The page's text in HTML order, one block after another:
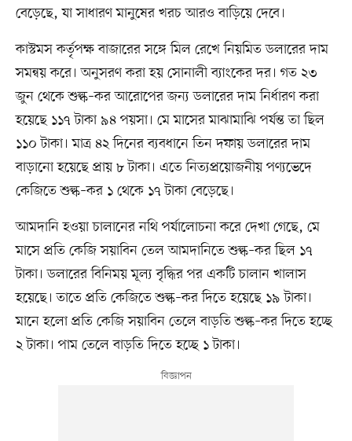
বেড়েছে, যা সাধারণ মানুষের খরচ আরও বাড়িয়ে দেবে।
কাস্টমস কর্তৃপক্ষ বাজারের সঙ্গে মিল রেখে নিয়মিত ডলারের দাম
সমন্বয় করে। অনুসরণ করা হয় সোনালী ব্যাংকের দর। গত ২৩
জুন থেকে শুল্ক–কর আরোপের জন্য ডলারের দাম নির্ধারণ করা
হয়েছে ১১৭ টাকা ৯৪ পয়সা। মে মাসের মাঝামাঝি পর্যন্ত তা ছিল
১১০ টাকা। মাত্র ৪২ দিনের ব্যবধানে তিন দফায় ডলারের দাম
বাড়ানো হয়েছে প্রায় ৮ টাকা। এতে নিত্যপ্রয়োজনীয় পণ্যভেদে
কেজিতে শুল্ক–কর ১ থেকে ১৭ টাকা বেড়েছে।
আমদানি হওয়া চালানের নথি পর্যালোচনা করে দেখা গেছে, মে
মাসে প্রতি কেজি সয়াবিন তেল আমদানিতে শুল্ক–কর ছিল ১৭
টাকা। ডলারের বিনিময় মূল্য বৃদ্ধির পর একটি চালান খালাস
হয়েছে। তাতে প্রতি কেজিতে শুল্ক–কর দিতে হয়েছে ১৯ টাকা।
মানে হলো প্রতি কেজি সয়াবিন তেলে বাড়তি শুল্ক–কর দিতে হচ্ছে
২ টাকা। পাম তেলে বাড়তি দিতে হচ্ছে ১ টাকা।